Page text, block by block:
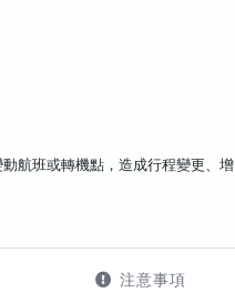
航班或轉機點，造成行程變更、增
注意事項